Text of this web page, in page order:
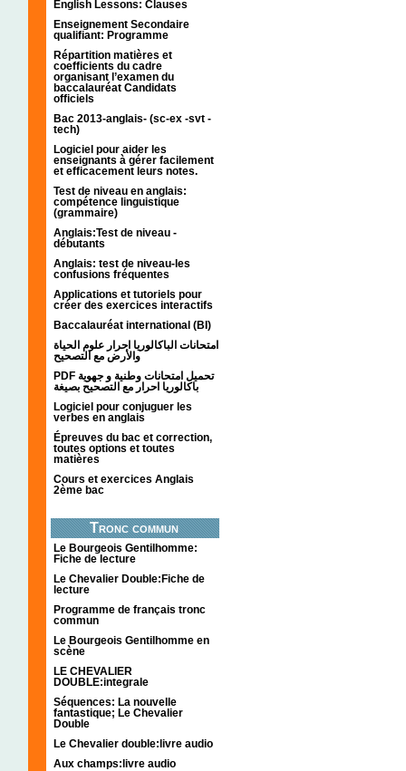
English Lessons: Clauses
Enseignement Secondaire
qualifiant: Programme
Répartition matières et
coefficients du cadre
organisant l’examen du
baccalauréat Candidats
officiels
Bac 2013-anglais- (sc-ex -svt -
tech)
Logiciel pour aider les
enseignants à gérer facilement
et efficacement leurs notes.
Test de niveau en anglais:
compétence linguistique
(grammaire)
Anglais:Test de niveau -
débutants
Anglais: test de niveau-les
confusions fréquentes
Applications et tutoriels pour
créer des exercices interactifs
Baccalauréat international (BI)
امتحانات الباكالوريا احرار علوم الحياة
والأرض مع التصحيح
PDF تحميل امتحانات وطنية و جهوية
باكالوريا احرار مع التصحيح بصيغة
Logiciel pour conjuguer les
verbes en anglais
Épreuves du bac et correction,
toutes options et toutes
matières
Cours et exercices Anglais
2ème bac
Tronc commun
Le Bourgeois Gentilhomme:
Fiche de lecture
Le Chevalier Double:Fiche de
lecture
Programme de français tronc
commun
Le Bourgeois Gentilhomme en
scène
LE CHEVALIER
DOUBLE:integrale
Séquences: La nouvelle
fantastique; Le Chevalier
Double
Le Chevalier double:livre audio
Aux champs:livre audio